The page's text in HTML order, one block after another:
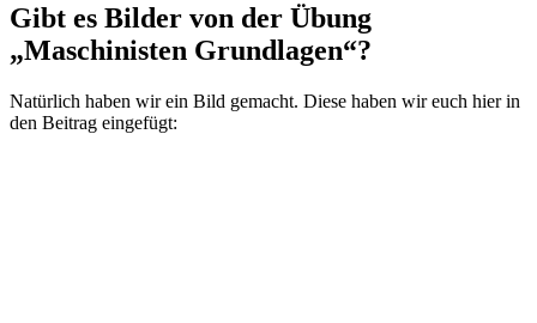
Gibt es Bilder von der Übung
„Maschinisten Grundlagen“?
Natürlich haben wir ein Bild gemacht. Diese haben wir euch hier in
den Beitrag eingefügt: